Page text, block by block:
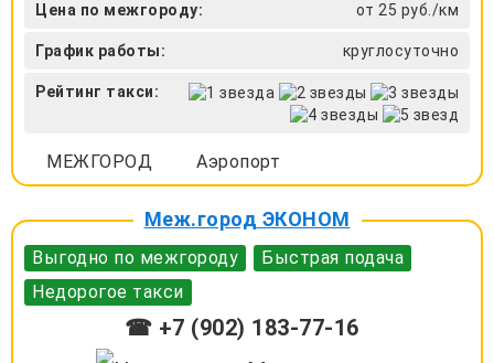
Цена по межгороду: от 25 руб./км
График работы: круглосуточно
Рейтинг такси:
МЕЖГОРОД Аэропорт
Меж.город ЭКОНОМ
Выгодно по межгороду
Быстрая подача
Недорогое такси
☎ +7 (902) 183-77-16